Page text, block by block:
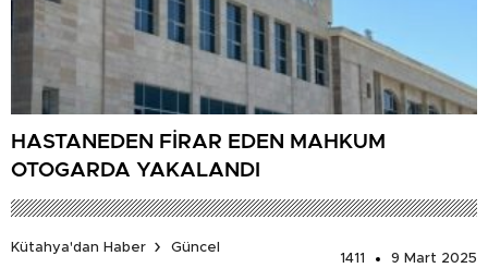
HASTANEDEN FİRAR EDEN MAHKUM
OTOGARDA YAKALANDI
Kütahya'dan Haber
Güncel
1411
9 Mart 2025